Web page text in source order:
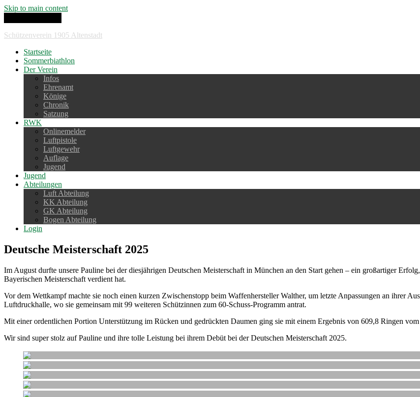
Skip to main content
Schützenverein 1905 Altenstadt
Startseite
Sommerbiathlon
Der Verein
Infos
Ehrenamt
Könige
Chronik
Satzung
RWK
Onlinemelder
Luftpistole
Luftgewehr
Auflage
Jugend
Jugend
Abteilungen
Luft Abteilung
KK Abteilung
GK Abteilung
Bogen Abteilung
Login
Deutsche Meisterschaft 2025
Im August durfte unsere Pauline bei der diesjährigen Deutschen Meisterschaft in München an den Start gehen – ein großartiger
Bayerischen Meisterschaft verdient hat.
Vor dem Wettkampf machte sie noch einen kurzen Zwischenstopp beim Waffenhersteller Walther, um letzte Anpassungen an ihrer
Luftdruckhalle, wo sie gemeinsam mit 99 weiteren Schützinnen zum 60-Schuss-Programm antrat.
Mit einer ordentlichen Portion Unterstützung im Rücken und gedrückten Daumen ging sie mit einem Ergebnis von 609,8 Ringen
Wir sind super stolz auf Pauline und ihre tolle Leistung bei ihrem Debüt bei der Deutschen Meisterschaft 2025.